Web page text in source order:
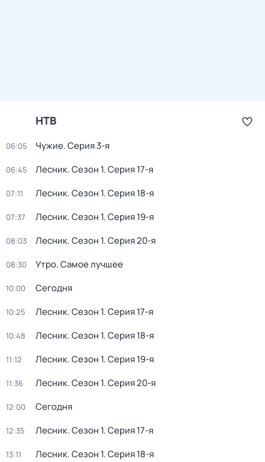
НТВ
06:05 Чужие. Серия 3-я
06:45 Лесник. Сезон 1. Серия 17-я
07:11 Лесник. Сезон 1. Серия 18-я
07:37 Лесник. Сезон 1. Серия 19-я
08:03 Лесник. Сезон 1. Серия 20-я
08:30 Утро. Самое лучшее
10:00 Сегодня
10:25 Лесник. Сезон 1. Серия 17-я
10:48 Лесник. Сезон 1. Серия 18-я
11:12 Лесник. Сезон 1. Серия 19-я
11:36 Лесник. Сезон 1. Серия 20-я
12:00 Сегодня
12:35 Лесник. Сезон 1. Серия 17-я
13:11 Лесник. Сезон 1. Серия 18-я